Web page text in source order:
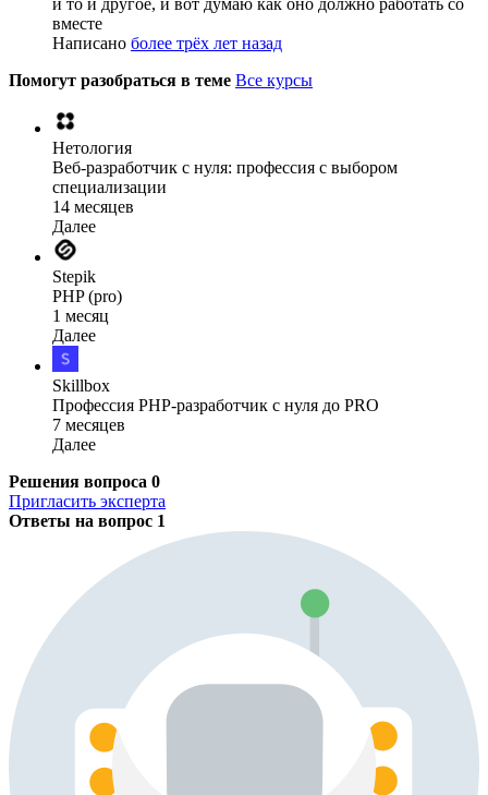
и то и другое, и вот думаю как оно должно работать со
вместе
Написано более трёх лет назад
Помогут разобраться в теме Все курсы
Нетология
Веб-разработчик с нуля: профессия с выбором
специализации
14 месяцев
Далее
Stepik
PHP (pro)
1 месяц
Далее
Skillbox
Профессия PHP-разработчик с нуля до PRO
7 месяцев
Далее
Решения вопроса 0
Пригласить эксперта
Ответы на вопрос 1